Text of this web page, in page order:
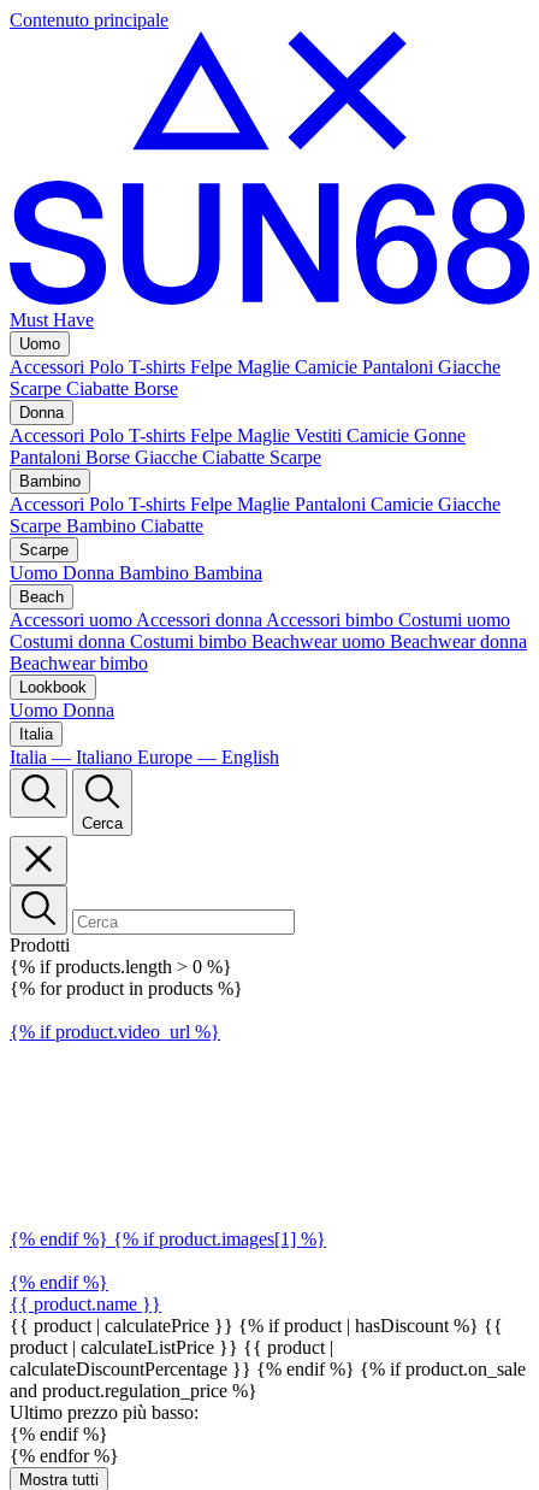
Contenuto principale
Must Have
Uomo
Accessori Polo T-shirts Felpe Maglie Camicie Pantaloni Giacche
Scarpe Ciabatte Borse
Donna
Accessori Polo T-shirts Felpe Maglie Vestiti Camicie Gonne
Pantaloni Borse Giacche Ciabatte Scarpe
Bambino
Accessori Polo T-shirts Felpe Maglie Pantaloni Camicie Giacche
Scarpe Bambino Ciabatte
Scarpe
Uomo Donna Bambino Bambina
Beach
Accessori uomo Accessori donna Accessori bimbo Costumi uomo
Costumi donna Costumi bimbo Beachwear uomo Beachwear donna
Beachwear bimbo
Lookbook
Uomo Donna
Italia
Italia — Italiano Europe — English
Cerca
Prodotti
{% if products.length > 0 %}
{% for product in products %}
{% if product.video_url %}
{% endif %} {% if product.images[1] %}
{% endif %}
{{ product.name }}
{{ product | calculatePrice }} {% if product | hasDiscount %} {{
product | calculateListPrice }} {{ product |
calculateDiscountPercentage }} {% endif %} {% if product.on_sale
and product.regulation_price %}
Ultimo prezzo più basso:
{% endif %}
{% endfor %}
Mostra tutti